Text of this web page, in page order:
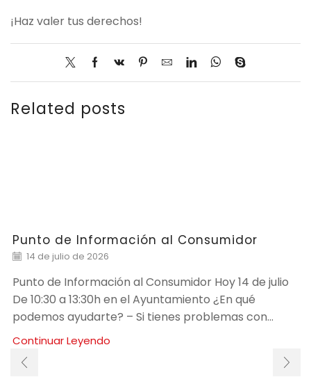
¡Haz valer tus derechos!
Related posts
Punto de Información al Consumidor
14 de julio de 2026
Punto de Información al Consumidor Hoy 14 de julio
De 10:30 a 13:30h en el Ayuntamiento ¿En qué
podemos ayudarte? – Si tienes problemas con...
Continuar Leyendo